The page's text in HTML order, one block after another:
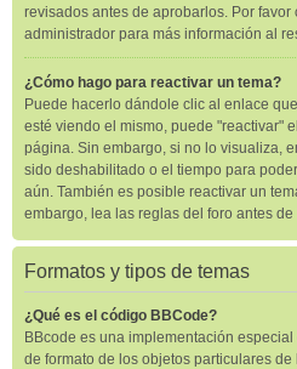
revisados antes de aprobarlos. Por favor
administrador para más información al
¿Cómo hago para reactivar un tema?
Puede hacerlo dándole clic al enlace
esté viendo el mismo, puede "reactivar"
página. Sin embargo, si no lo visualiza,
sido deshabilitado o el tiempo para
aún. También es posible reactivar un
embargo, lea las reglas del foro antes de
Formatos y tipos de temas
¿Qué es el código BBCode?
BBcode es una implementación
de formato de los objetos particulares